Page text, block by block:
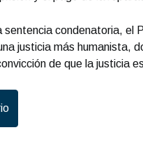
sentencia condenatoria, el
justicia más humanista,
de que la justicia